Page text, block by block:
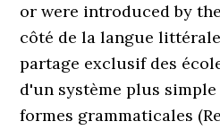
or were introduced by
côté de la langue
partage exclusif des
d'un système plus
formes grammaticales